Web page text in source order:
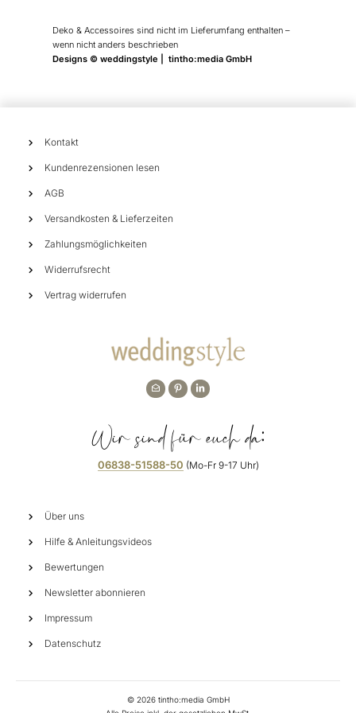
Deko & Accessoires sind nicht im Lieferumfang enthalten –
wenn nicht anders beschrieben
Designs © weddingstyle | tintho:media GmbH
Kontakt
Kundenrezensionen lesen
AGB
Versandkosten & Lieferzeiten
Zahlungsmöglichkeiten
Widerrufsrecht
Vertrag widerrufen
Wir sind für euch da:
06838-51588-50 (Mo-Fr 9-17 Uhr)
Über uns
Hilfe & Anleitungsvideos
Bewertungen
Newsletter abonnieren
Impressum
Datenschutz
© 2026tintho:media GmbH